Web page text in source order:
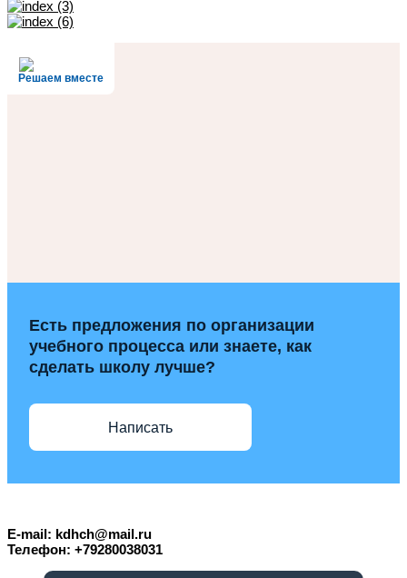
Решаем вместе
Есть предложения по организации
учебного процесса или знаете, как
сделать школу лучше?
Написать
E-mail: kdhch@mail.ru
Телефон: +79280038031